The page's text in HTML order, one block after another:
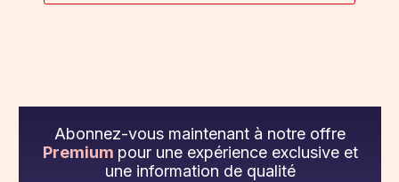
Abonnez-vous maintenant à notre offre
Premium pour une expérience exclusive et
une information de qualité